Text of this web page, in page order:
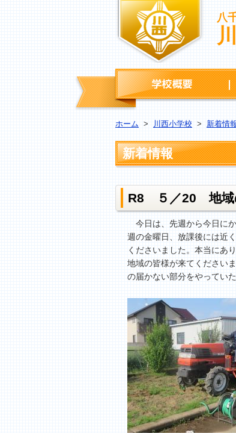
八
ホーム > 川西小学校 > 新着情
新着情報
R8 ５／20 地域
今日は、先週から今日に
週の金曜日、放課後には近
くださいました。本当にあ
地域の皆様が来てください
の届かない部分をやってい